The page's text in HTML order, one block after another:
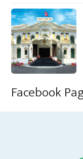
Facebook